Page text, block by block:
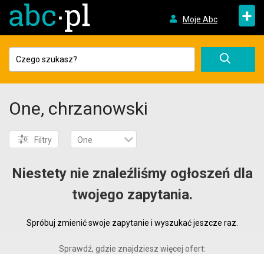
Moje Abc +
One, chrzanowski
Filtry One
Niestety nie znaleźliśmy ogłoszeń dla
twojego zapytania.
Spróbuj zmienić swoje zapytanie i wyszukać jeszcze raz.
Sprawdź, gdzie znajdziesz więcej ofert: